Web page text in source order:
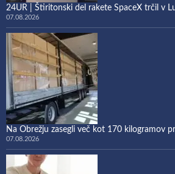
24UR | Štiritonski del rakete SpaceX trčil v
07.08.2026
Na Obrežju zasegli več kot 170 kilogramov
07.08.2026